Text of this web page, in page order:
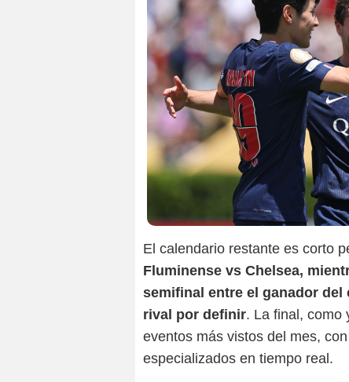
El calendario restante es corto
Fluminense vs Chelsea,
semifinal entre el ganador del
rival por definir. La final, como
eventos más vistos del mes,
especializados en tiempo real.